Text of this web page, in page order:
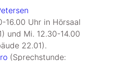
16.00 Uhr in Hörsaal
und Mi. 12.30-14.00
22.01).
(Sprechstunde: